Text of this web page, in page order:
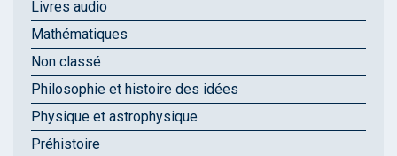
Livres audio
Mathématiques
Non classé
Philosophie et histoire des idées
Physique et astrophysique
Préhistoire